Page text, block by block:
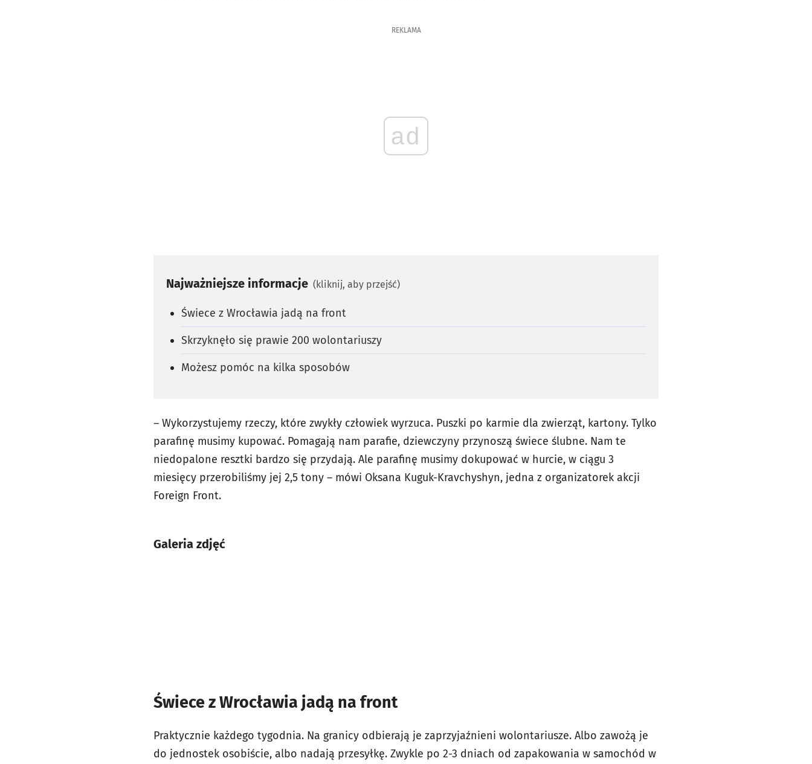
REKLAMA
ad
Najważniejsze informacje (kliknij, aby przejść)
Świece z Wrocławia jadą na front
Skrzyknęło się prawie 200 wolontariuszy
Możesz pomóc na kilka sposobów
– Wykorzystujemy rzeczy, które zwykły człowiek wyrzuca. Puszki po karmie dla zwierząt, kartony. Tylko
parafinę musimy kupować. Pomagają nam parafie, dziewczyny przynoszą świece ślubne. Nam te
niedopalone resztki bardzo się przydają. Ale parafinę musimy dokupować w hurcie, w ciągu 3
miesięcy przerobiliśmy jej 2,5 tony – mówi Oksana Kuguk-Kravchyshyn, jedna z organizatorek akcji
Foreign Front.
Galeria zdjęć
Świece z Wrocławia jadą na front
Praktycznie każdego tygodnia. Na granicy odbierają je zaprzyjaźnieni wolontariusze. Albo zawożą je
do jednostek osobiście, albo nadają przesyłkę. Zwykle po 2-3 dniach od zapakowania w samochód w